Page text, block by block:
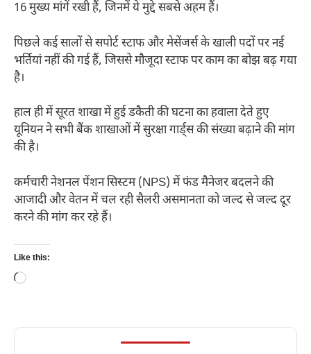
16 मुख्य मांगें रखी हैं, जिनमें ये मुद्दे सबसे अहम हैं।
पिछले कई सालों से सपोर्ट स्टाफ और मेसेंजर्स के खाली पदों पर नई
भर्तियां नहीं की गई हैं, जिससे मौजूदा स्टाफ पर काम का बोझ बढ़ गया
है।
हाल ही में सूरत शाखा में हुई डकैती की घटना का हवाला देते हुए
यूनियन ने सभी बैंक शाखाओं में सुरक्षा गार्ड्स की संख्या बढ़ाने की मांग
की है।
कर्मचारी नेशनल पेंशन सिस्टम (NPS) में फंड मैनेजर बदलने की
आजादी और वेतन में चल रही सैलरी असमानता को जल्द से जल्द दूर
करने की मांग कर रहे हैं।
Like this:
Loading…